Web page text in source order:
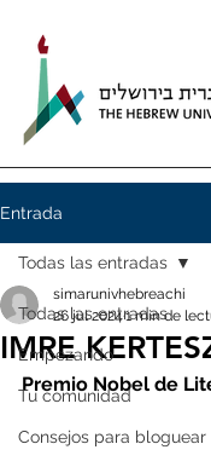
Entrada
Todas las entradas
Empezando
Tu comunidad
Consejos para bloguear
Todas las entradas
IMRE
simarunivhebreachi
26 jul 20241 min de
Premio Nobel de